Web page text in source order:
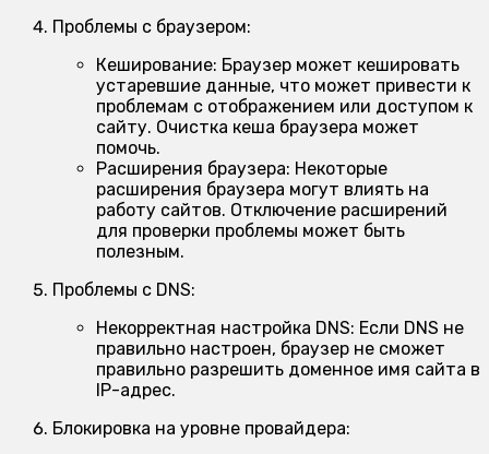
Проблемы с браузером:
Кеширование: Браузер может кешировать
устаревшие данные, что может привести к
проблемам с отображением или доступом к
сайту. Очистка кеша браузера может
помочь.
Расширения браузера: Некоторые
расширения браузера могут влиять на
работу сайтов. Отключение расширений
для проверки проблемы может быть
полезным.
Проблемы с DNS:
Некорректная настройка DNS: Если DNS не
правильно настроен, браузер не сможет
правильно разрешить доменное имя сайта в
IP-адрес.
Блокировка на уровне провайдера: